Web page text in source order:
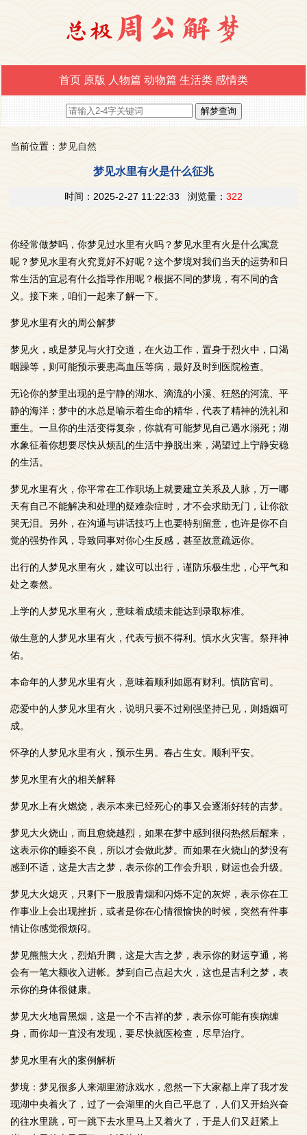
首页 原版 人物篇 动物篇 生活类 感情类
当前位置： 梦见自然
梦见水里有火是什么征兆
时间：2025-2-27 11:22:33 浏览量： 322
你经常做梦吗，你梦见过水里有火吗？梦见水里有火是什么寓意
呢？梦见水里有火究竟好不好呢？这个梦境对我们当天的运势和日
常生活的宜忌有什么指导作用呢？根据不同的梦境，有不同的含
义。接下来，咱们一起来了解一下。
梦见水里有火的周公解梦
梦见火，或是梦见与火打交道，在火边工作，置身于烈火中，口渴
咽躁等，则可能预示要患高血压等病，最好及时到医院检查。
无论你的梦里出现的是宁静的湖水、滴流的小溪、狂怒的河流、平
静的海洋；梦中的水总是喻示着生命的精华，代表了精神的洗礼和
重生。一旦你的生活变得复杂，你就有可能梦见自己遇水溺死；湖
水象征着你想要尽快从烦乱的生活中挣脱出来，渴望过上宁静安稳
的生活。
梦见水里有火，你平常在工作职场上就要建立关系及人脉，万一哪
天有自己不能解决和处理的疑难杂症时，才不会求助无门，让你欲
哭无泪。另外，在沟通与讲话技巧上也要特别留意，也许是你不自
觉的强势作风，导致同事对你心生反感，甚至故意疏远你。
出行的人梦见水里有火，建议可以出行，谨防乐极生悲，心平气和
处之泰然。
上学的人梦见水里有火，意味着成绩未能达到录取标准。
做生意的人梦见水里有火，代表亏损不得利。慎水火灾害。祭拜神
佑。
本命年的人梦见水里有火，意味着顺利如愿有财利。慎防官司。
恋爱中的人梦见水里有火，说明只要不过刚强坚持已见，则婚姻可
成。
怀孕的人梦见水里有火，预示生男。春占生女。顺利平安。
梦见水里有火的相关解释
梦见水上有火燃烧，表示本来已经死心的事又会逐渐好转的吉梦。
梦见大火烧山，而且愈烧越烈，如果在梦中感到很闷热然后醒来，
这表示你的睡姿不良，所以才会做此梦。而如果在火烧山的梦没有
感到不适，这是大吉之梦，表示你的工作会升职，财运也会升级。
梦见大火熄灭，只剩下一股股青烟和闪烁不定的灰烬，表示你在工
作事业上会出现挫折，或者是你在心情很愉快的时候，突然有件事
情让你感觉很烦闷。
梦见熊熊大火，烈焰升腾，这是大吉之梦，表示你的财运亨通，将
会有一笔大额收入进帐。梦到自己点起大火，这也是吉利之梦，表
示你的身体很健康。
梦见大火地冒黑烟，这是一个不吉祥的梦，表示你可能有疾病缠
身，而你却一直没有发现，要尽快就医检查，尽早治疗。
梦见水里有火的案例解析
梦境：梦见很多人来湖里游泳戏水，忽然一下大家都上岸了我才发
现湖中央着火了，过了一会湖里的火自己平息了，人们又开始兴奋
的往水里跳，可一跳下去水里马上又着火了，于是人们又赶紧上